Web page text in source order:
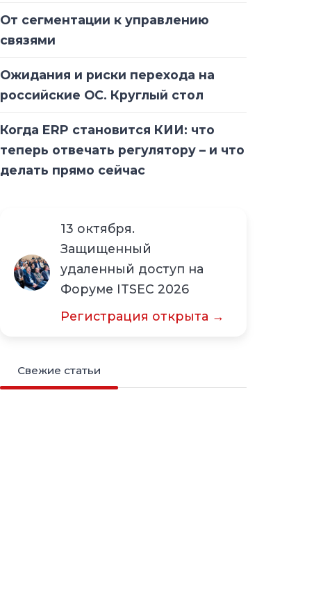
От сегментации к управлению
связями
Ожидания и риски перехода на
российские ОС. Круглый стол
Когда ERP становится КИИ: что
теперь отвечать регулятору – и что
делать прямо сейчас
13 октября.
Защищенный
удаленный доступ на
Форуме ITSEC 2026
Регистрация открыта →
Свежие статьи